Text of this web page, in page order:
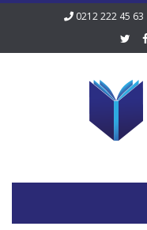
0212 222 45 63